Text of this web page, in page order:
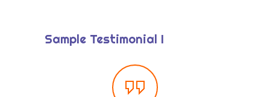
Eğitim Modeli
-- Tema Merkezli Öğrenme
-- Okuma-Yazma ve Matematik Etkinlikleri
Sample Testimonial I